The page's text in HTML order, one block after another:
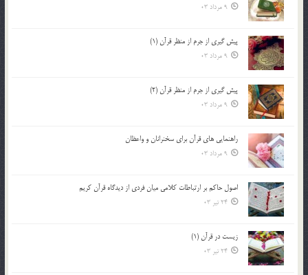
9 مرداد 03
پيش گيري از جرم از منظر قرآن (1)
9 مرداد 03
پيش گيري از جرم از منظر قرآن (2)
9 مرداد 03
راهنمایی های قرآن برای سخنرانان و واعظان
9 مرداد 03
اصول حاكم بر ارتباطات كلامى ميان فردى از ديدگاه قرآن كريم
24 تیر 03
زیست در قرآن (1)
24 تیر 03